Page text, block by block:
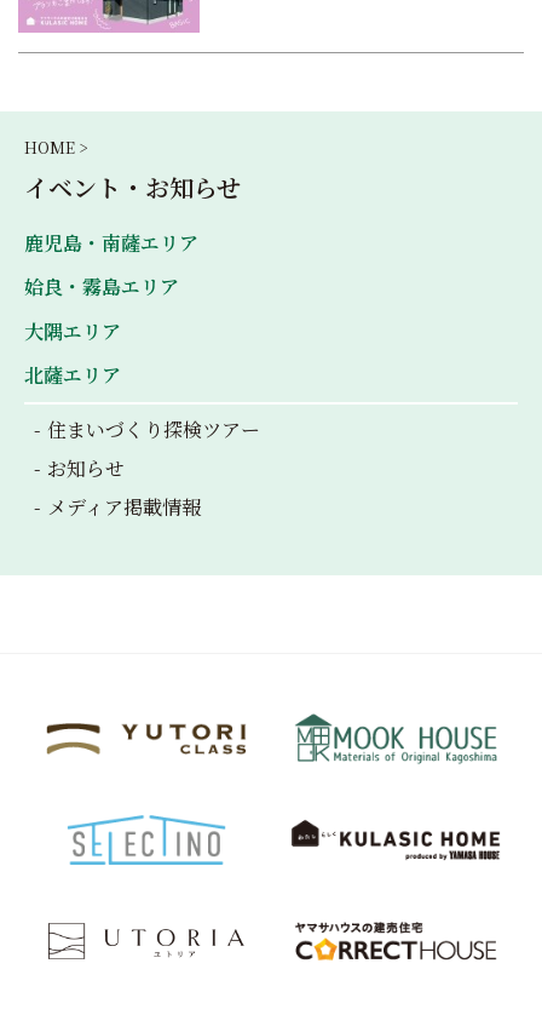
HOME >
イベント・お知らせ
鹿児島・南薩エリア
姶良・霧島エリア
大隅エリア
北薩エリア
住まいづくり探検ツアー
お知らせ
メディア掲載情報